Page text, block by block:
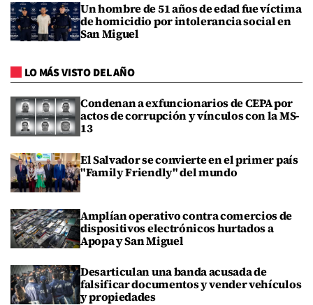
Un hombre de 51 años de edad fue víctima
de homicidio por intolerancia social en
San Miguel
LO MÁS VISTO DEL AÑO
Condenan a exfuncionarios de CEPA por
actos de corrupción y vínculos con la MS-
13
El Salvador se convierte en el primer país
"Family Friendly" del mundo
Amplían operativo contra comercios de
dispositivos electrónicos hurtados a
Apopa y San Miguel
Desarticulan una banda acusada de
falsificar documentos y vender vehículos
y propiedades